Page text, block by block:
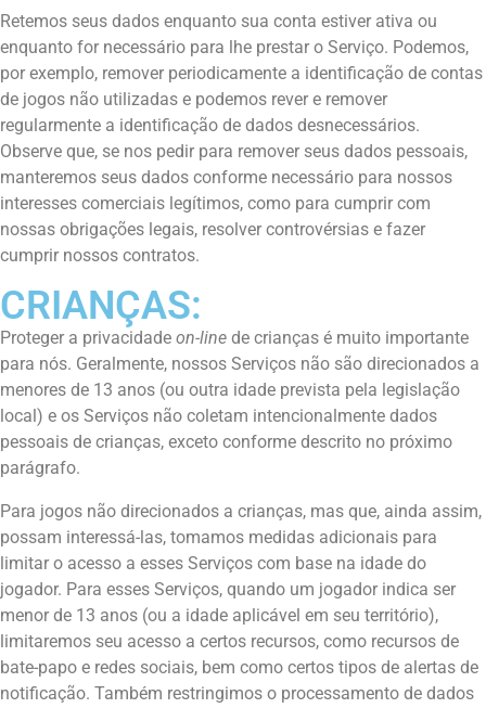
Retemos seus dados enquanto sua conta estiver ativa ou
enquanto for necessário para lhe prestar o Serviço. Podemos,
por exemplo, remover periodicamente a identificação de contas
de jogos não utilizadas e podemos rever e remover
regularmente a identificação de dados desnecessários.
Observe que, se nos pedir para remover seus dados pessoais,
manteremos seus dados conforme necessário para nossos
interesses comerciais legítimos, como para cumprir com
nossas obrigações legais, resolver controvérsias e fazer
cumprir nossos contratos.
CRIANÇAS:
Proteger a privacidade on-line de crianças é muito importante
para nós. Geralmente, nossos Serviços não são direcionados a
menores de 13 anos (ou outra idade prevista pela legislação
local) e os Serviços não coletam intencionalmente dados
pessoais de crianças, exceto conforme descrito no próximo
parágrafo.
Para jogos não direcionados a crianças, mas que, ainda assim,
possam interessá-las, tomamos medidas adicionais para
limitar o acesso a esses Serviços com base na idade do
jogador. Para esses Serviços, quando um jogador indica ser
menor de 13 anos (ou a idade aplicável em seu território),
limitaremos seu acesso a certos recursos, como recursos de
bate-papo e redes sociais, bem como certos tipos de alertas de
notificação. Também restringimos o processamento de dados